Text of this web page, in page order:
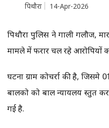
पिथौरा
14-Apr-2026
पिथौरा पुलिस ने गाली गलौज,
मामले में फरार चल रहे आरोपियों
घटना ग्राम कोचर्रा की है, जिसमे
बालको को बाल न्यायलय प्रस्तुत
गई है.